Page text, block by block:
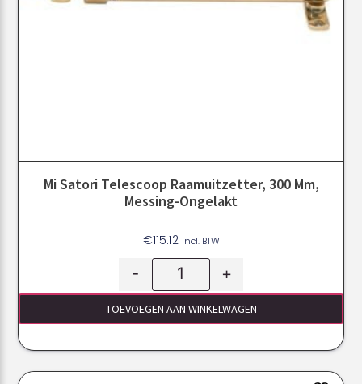
Mi Satori Telescoop Raamuitzetter, 300 Mm,
Messing-Ongelakt
€115.12 Incl. BTW
- +
TOEVOEGEN AAN WINKELWAGEN